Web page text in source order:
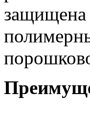
защищена